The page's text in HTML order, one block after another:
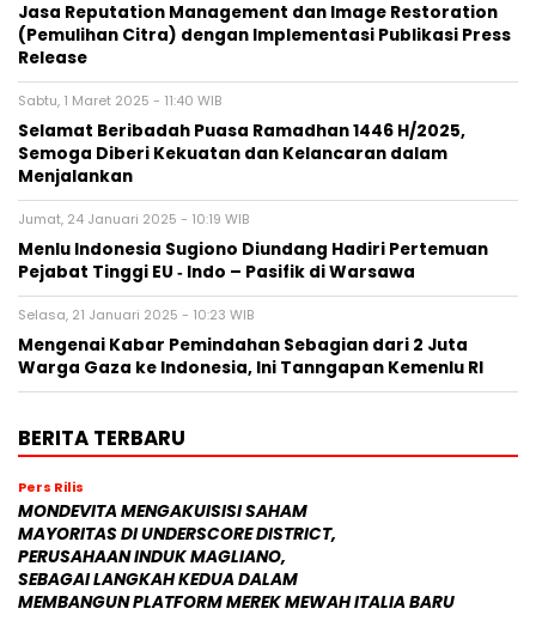
Jasa Reputation Management dan Image Restoration
(Pemulihan Citra) dengan Implementasi Publikasi Press
Release
Sabtu, 1 Maret 2025 - 11:40 WIB
Selamat Beribadah Puasa Ramadhan 1446 H/2025,
Semoga Diberi Kekuatan dan Kelancaran dalam
Menjalankan
Jumat, 24 Januari 2025 - 10:19 WIB
Menlu Indonesia Sugiono Diundang Hadiri Pertemuan
Pejabat Tinggi EU ‐ Indo – Pasifik di Warsawa
Selasa, 21 Januari 2025 - 10:23 WIB
Mengenai Kabar Pemindahan Sebagian dari 2 Juta
Warga Gaza ke Indonesia, Ini Tanngapan Kemenlu RI
BERITA TERBARU
Pers Rilis
MONDEVITA MENGAKUISISI SAHAM
MAYORITAS DI UNDERSCORE DISTRICT,
PERUSAHAAN INDUK MAGLIANO,
SEBAGAI LANGKAH KEDUA DALAM
MEMBANGUN PLATFORM MEREK MEWAH ITALIA BARU